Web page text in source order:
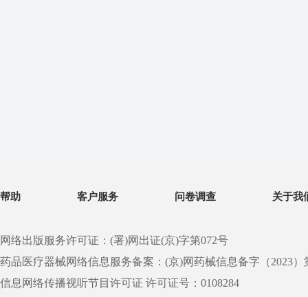
帮助 客户服务 问卷调查 关于我
网络出版服务许可证：(署)网出证(京)字第072号
药品医疗器械网络信息服务备案：(京)网药械信息备字（2023）
信息网络传播视听节目许可证 许可证号：0108284